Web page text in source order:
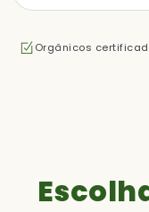
Orgânicos